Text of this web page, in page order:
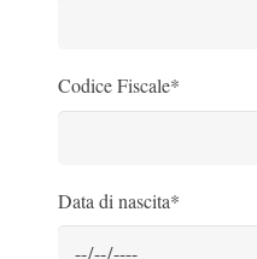
Codice Fiscale*
Data di nascita*